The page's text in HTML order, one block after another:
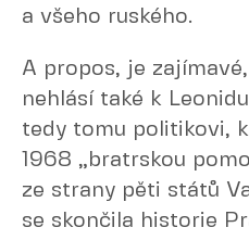
a všeho ruského.
A propos, je
nehlásí také k
tedy tomu politikovi,
1968 „bratrskou
ze strany pěti států
se skončila historie